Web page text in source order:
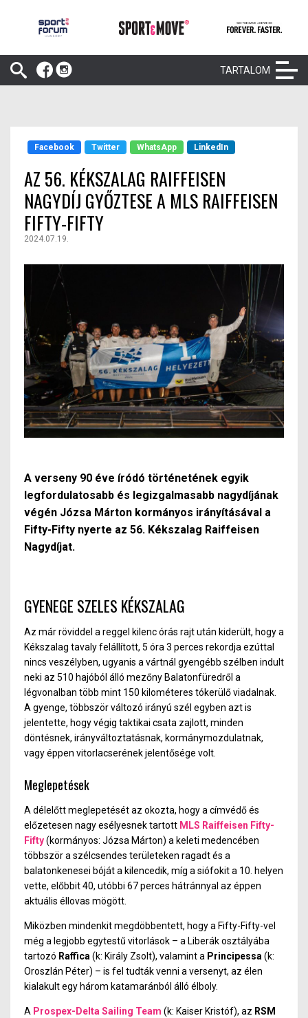
TARTALOM
Facebook Twitter WhatsApp LinkedIn
AZ 56. KÉKSZALAG RAIFFEISEN
NAGYDÍJ GYŐZTESE A MLS RAIFFEISEN
FIFTY-FIFTY
2024.07.19.
A verseny 90 éve íródó történetének egyik
legfordulatosabb és legizgalmasabb nagydíjának
végén Józsa Márton kormányos irányításával a
Fifty-Fifty nyerte az 56. Kékszalag Raiffeisen
Nagydíjat.
GYENEGE SZELES KÉKSZALAG
Az már röviddel a reggel kilenc órás rajt után kiderült, hogy a
Kékszalag tavaly felállított, 5 óra 3 perces rekordja ezúttal
nincs veszélyben, ugyanis a vártnál gyengébb szélben indult
neki az 510 hajóból álló mezőny Balatonfüredről a
légvonalban több mint 150 kilométeres tókerülő viadalnak.
A gyenge, többször változó irányú szél egyben azt is
jelentette, hogy végig taktikai csata zajlott, minden
döntésnek, irányváltoztatásnak, kormánymozdulatnak,
vagy éppen vitorlacserének jelentősége volt.
Meglepetések
A délelőtt meglepetését az okozta, hogy a címvédő és
előzetesen nagy esélyesnek tartott MLS Raiffeisen Fifty-
Fifty(kormányos: Józsa Márton) a keleti medencében
többször a szélcsendes területeken ragadt és a
balatonkenesei bóját a kilencedik, míg a siófokit a 10. helyen
vette, előbbit 40, utóbbi 67 perces hátránnyal az éppen
aktuális éllovas mögött.
Miközben mindenkit megdöbbentett, hogy a Fifty-Fifty-vel
még a legjobb egytestű vitorlások – a Liberák osztályába
tartozó Raffica (k: Király Zsolt), valamint a Principessa (k:
Oroszlán Péter) – is fel tudták venni a versenyt, az élen
kialakult egy három katamaránból álló élboly.
A Prospex-Delta Sailing Team (k: Kaiser Kristóf), az RSM